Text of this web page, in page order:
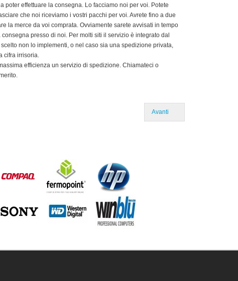
poter effettuare la consegna. Lo facciamo noi per voi. Potete
che noi riceviamo i vostri pacchi per voi. Avrete fino a due
la merce da voi comprata. Ovviamente sarete avvisati in tempo
presso di noi. Per molti siti il servizio è integrato dal
non lo implementi, o nel caso sia una spedizione privata,
cifra irrisoria.
efficienza un servizio di spedizione. Chiamateci o
Avanti